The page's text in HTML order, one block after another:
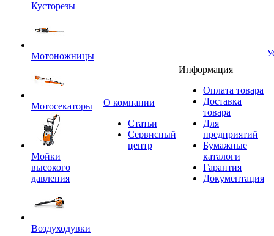
Кусторезы
Мотоножницы
Мотосекаторы
Мойки
высокого
давления
Воздуходувки
O компании
Статьи
Сервисный
центр
Информация
Оплата товара
Доставка
товара
Для
предприятий
Бумажные
каталоги
Гарантия
Документация